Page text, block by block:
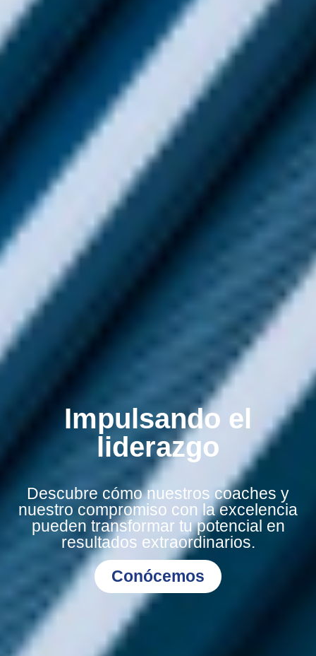
Impulsando el
liderazgo
Descubre cómo nuestros coaches y
nuestro compromiso con la excelencia
pueden transformar tu potencial en
resultados extraordinarios.
Conócemos